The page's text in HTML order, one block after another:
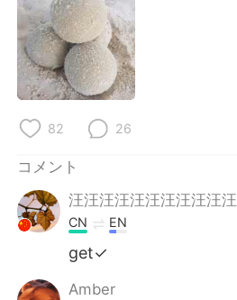
Русский
Indonesia
Türkçe
82 26
コメント
汪汪汪汪汪汪汪汪汪汪汪
CN EN
get✓
Amber